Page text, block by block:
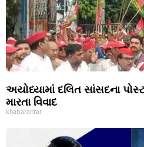
અયોધ્યામાં દલિત સાંસદના
મારતા વિવાદ
khabarantar